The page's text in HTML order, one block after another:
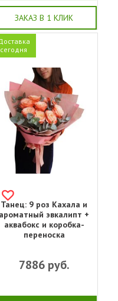
ЗАКАЗ В 1 КЛИК
сегодня
Танец: 9 роз Кахала и
ароматный эвкалипт +
аквабокс и коробка-
переноска
7886руб.